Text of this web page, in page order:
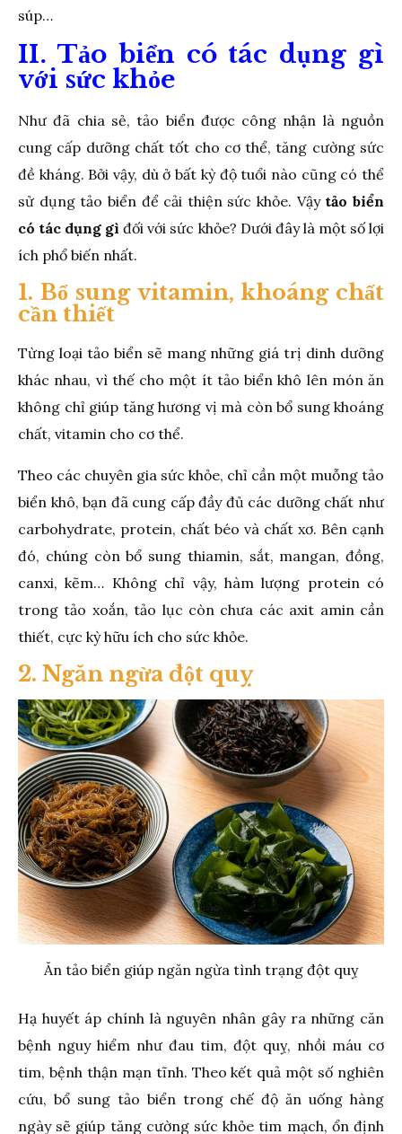
súp…
II. Tảo biển có tác dụng gì
với sức khỏe
Như đã chia sẻ, tảo biển được công nhận là nguồn
cung cấp dưỡng chất tốt cho cơ thể, tăng cường sức
đề kháng. Bởi vậy, dù ở bất kỳ độ tuổi nào cũng có thể
sử dụng tảo biển để cải thiện sức khỏe. Vậy tảo biển
có tác dụng gì đối với sức khỏe? Dưới đây là một số lợi
ích phổ biến nhất.
1. Bổ sung vitamin, khoáng chất
cần thiết
Từng loại tảo biển sẽ mang những giá trị dinh dưỡng
khác nhau, vì thế cho một ít tảo biển khô lên món ăn
không chỉ giúp tăng hương vị mà còn bổ sung khoáng
chất, vitamin cho cơ thể.
Theo các chuyên gia sức khỏe, chỉ cần một muỗng tảo
biển khô, bạn đã cung cấp đầy đủ các dưỡng chất như
carbohydrate, protein, chất béo và chất xơ. Bên cạnh
đó, chúng còn bổ sung thiamin, sắt, mangan, đồng,
canxi, kẽm… Không chỉ vậy, hàm lượng protein có
trong tảo xoắn, tảo lục còn chưa các axit amin cần
thiết, cực kỳ hữu ích cho sức khỏe.
2. Ngăn ngừa đột quỵ
Ăn tảo biển giúp ngăn ngừa tình trạng đột quỵ
Hạ huyết áp chính là nguyên nhân gây ra những căn
bệnh nguy hiểm như đau tim, đột quỵ, nhồi máu cơ
tim, bệnh thận mạn tĩnh. Theo kết quả một số nghiên
cứu, bổ sung tảo biển trong chế độ ăn uống hàng
ngày sẽ giúp tăng cường sức khỏe tim mạch, ổn định